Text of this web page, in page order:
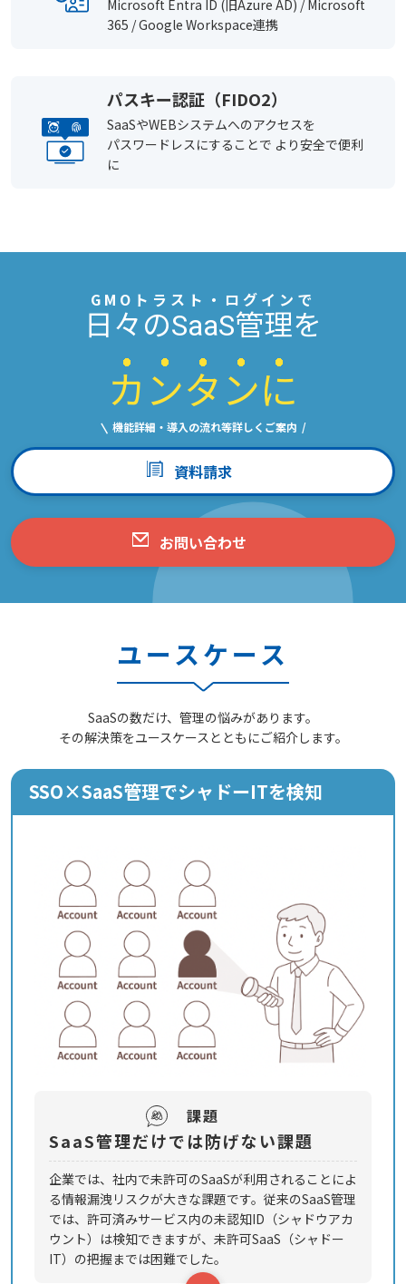
Microsoft Entra ID (旧Azure AD) / Microsoft
365 / Google Workspace連携
パスキー認証（FIDO2）
SaaSやWEBシステムへのアクセスを
パスワードレスにすることで より安全で便利
に
GMOトラスト・ログインで
日々のSaaS管理を
カ ンタ ンに
機能詳細・導入の流れ等詳しくご案内
資料請求
お問い合わせ
ユースケース
SaaSの数だけ、管理の悩みがあります。
その解決策をユースケースとともにご紹介します。
SSO×SaaS管理でシャドーITを検知
課題
SaaS管理だけでは防げない課題
企業では、社内で未許可のSaaSが利用されることによ
る情報漏洩リスクが大きな課題です。従来のSaaS管理
では、許可済みサービス内の未認知ID（シャドウアカ
ウント）は検知できますが、未許可SaaS（シャドー
IT）の把握までは困難でした。